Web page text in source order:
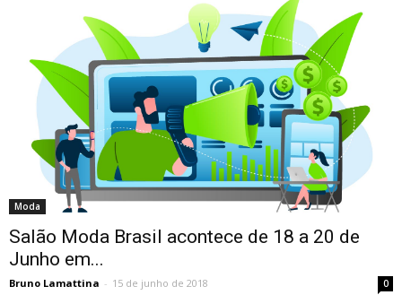
Moda
Salão Moda Brasil acontece de 18 a 20 de
Junho em...
Bruno Lamattina - 15 de junho de 2018 0